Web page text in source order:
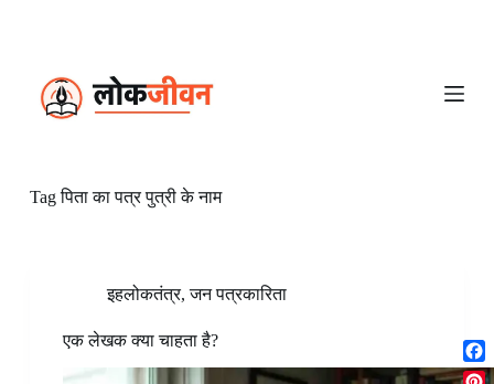
Tagपिता का पत्र पुत्री के नाम
इहलोकतंत्र,जन पत्रकारिता
एक लेखक क्या चाहता है?
F